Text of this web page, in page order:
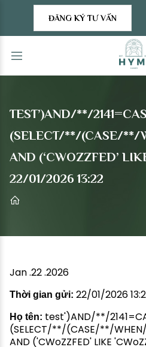
ĐĂNG KÝ TƯ VẤN
TEST’)AND/**/
(SELECT/**/(CASE/**/
AND (‘CWOZZFED’
22/01/2026 13:22
Jan .22 .2026
Thời gian gửi: 22/01/2026
Họ tên: test')AND/**/
(SELECT/**/(CASE/**/
AND ('CWoZZFED' LIKE